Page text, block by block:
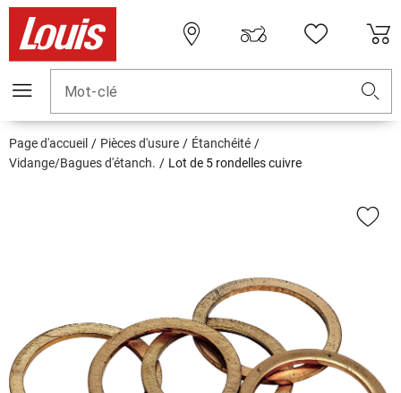
Mot-clé
Page d'accueil Pièces d'usure
Étanchéité
Vidange/Bagues d'étanch.
Lot de 5 rondelles cuivre